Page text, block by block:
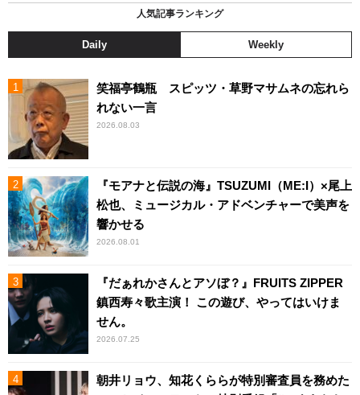
人気記事ランキング
Daily Weekly
笑福亭鶴瓶 スピッツ・草野マサムネの忘れら
れない一言
2026.08.03
『モアナと伝説の海』TSUZUMI（ME:I）×尾上
松也、ミュージカル・アドベンチャーで美声を
響かせる
2026.08.01
『だぁれかさんとアソぼ？』FRUITS ZIPPER
鎮西寿々歌主演！ この遊び、やってはいけま
せん。
2026.07.25
朝井リョウ、知花くららが特別審査員を務めた